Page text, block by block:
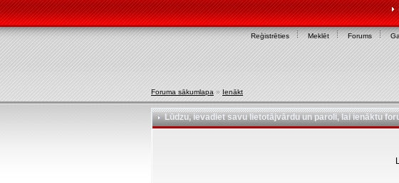
Reģistrēties Meklēt Forums
Foruma sākumlapa » Ienākt
Lūdzu, ievadiet savu lietotājvārdu un paroli, lai ienāktu